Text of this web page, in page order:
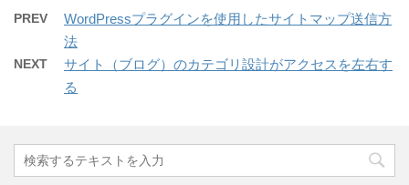
PREV
WordPressプラグインを使用したサイトマップ送信方
法
NEXT
サイト（ブログ）のカテゴリ設計がアクセスを左右す
る